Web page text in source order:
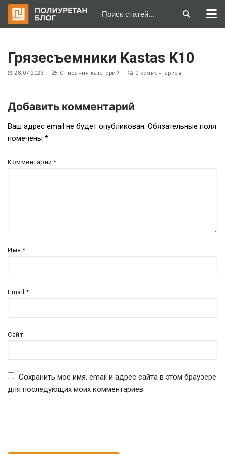
содержимому
Грязесъемники Kastas K10
28.07.2023 Описания категорий 0 комментариев
Навигация
по
записям
Добавить комментарий
Ваш адрес email не будет опубликован. Обязательные поля
помечены *
Комментарий*
Имя*
Email*
Сайт
Сохранить моё имя, email и адрес сайта в этом браузере
для последующих моих комментариев.